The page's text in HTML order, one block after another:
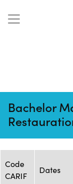
Bachelor
27/11/2023
Session de
Code
CARIF
Dates